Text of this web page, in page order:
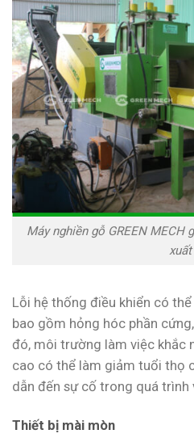
Máy nghiền gỗ GREEN MECH
xuất
Lỗi hệ thống điều khiển có
bao gồm hỏng hóc phần
đó, môi trường làm việc khắc
cao có thể làm giảm tuổi thọ
dẫn đến sự cố trong quá trình
Thiết bị mài mòn